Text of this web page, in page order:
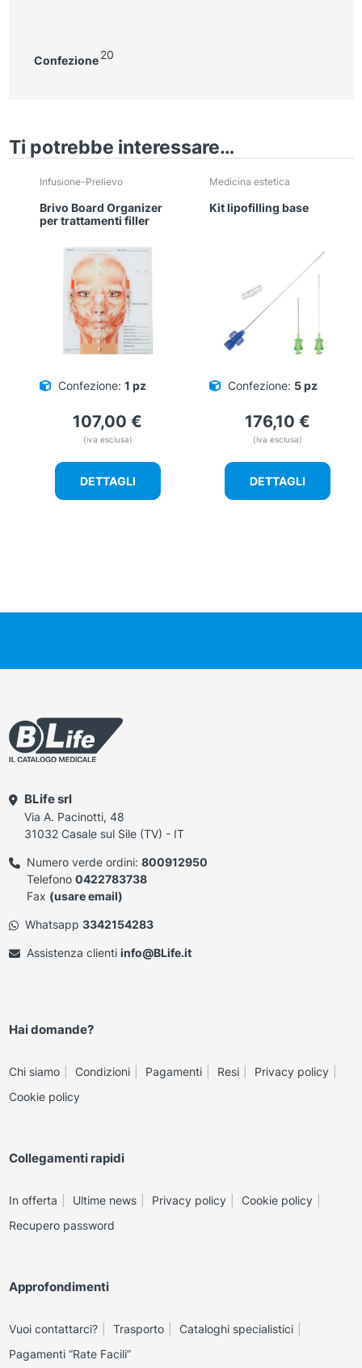
Confezione 20
Ti potrebbe interessare…
Infusione-Prelievo
Brivo Board Organizer
per trattamenti filler
Confezione: 1 pz
107,00 €
(iva esclusa)
DETTAGLI
Medicina estetica
Kit lipofilling base
Confezione: 5 pz
176,10 €
(iva esclusa)
DETTAGLI
BLife srl
Via A. Pacinotti, 48
31032 Casale sul Sile (TV) - IT
Numero verde ordini: 800912950
Telefono 0422783738
Fax (usare email)
Whatsapp 3342154283
Assistenza clienti info@BLife.it
Hai domande?
Chi siamo Condizioni Pagamenti Resi
Privacy policy
Cookie policy
Collegamenti rapidi
In offerta Ultime news Privacy policy
Cookie policy
Recupero password
Approfondimenti
Vuoi contattarci? Trasporto
Cataloghi specialistici
Pagamenti “Rate Facili”